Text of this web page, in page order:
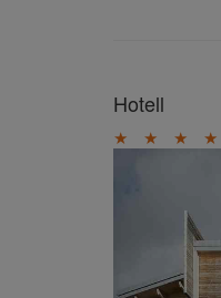
Hotell
★ ★ ★ ★